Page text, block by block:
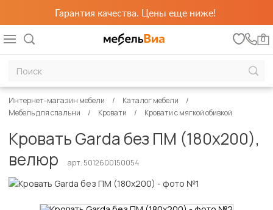
Гарантия качества. Цены еще ниже!
0
Интернет-магазин мебели
Каталог мебели
Мебель для спальни
Кровати Кровати с мягкой обивкой
Кровать Garda без ПМ (180х200),
велюр
арт. 5012600150054